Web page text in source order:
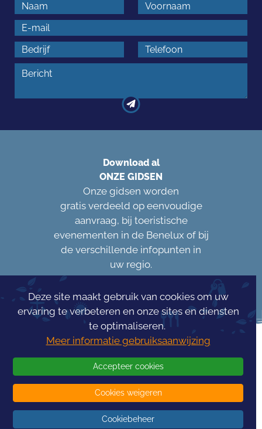
Download al
ONZE GIDSEN
Onze gidsen worden
gratis verdeeld op eenvoudige
aanvraag, bij toeristische
evenementen in de Benelux of bij
de verschillende infopunten in
uw regio.
- Alle rechten voorbehouden - Gerealiseerd
Deze site maakt gebruik van cookies om uw
ervaring te verbeteren en onze sites en diensten
te optimaliseren.
Meer informatie gebruiksaanwijzing
Accepteer cookies
Cookies weigeren
Cookiebeheer